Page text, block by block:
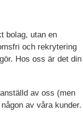
bolag, utan en
och rekrytering
Hos oss är det din
av oss (men
av våra kunder.